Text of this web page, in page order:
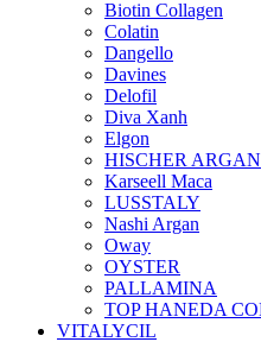
Biotin Collagen
Colatin
Dangello
Davines
Delofil
Diva Xanh
Elgon
HISCHER ARGAN
Karseell Maca
LUSSTALY
Nashi Argan
Oway
OYSTER
PALLAMINA
TOP HANEDA
VITALYCIL